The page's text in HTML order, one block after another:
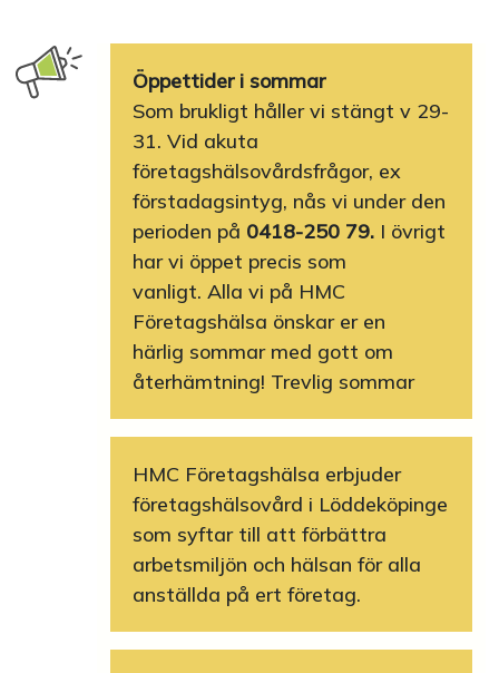
Öppettider i sommar
Som brukligt håller vi stängt v 29-
31. Vid akuta
företagshälsovårdsfrågor, ex
förstadagsintyg, nås vi under den
perioden på 0418-250 79. I övrigt
har vi öppet precis som
vanligt. Alla vi på HMC
Företagshälsa önskar er en
härlig sommar med gott om
återhämtning! Trevlig sommar
HMC Företagshälsa erbjuder
företagshälsovård i Löddeköpinge
som syftar till att förbättra
arbetsmiljön och hälsan för alla
anställda på ert företag.